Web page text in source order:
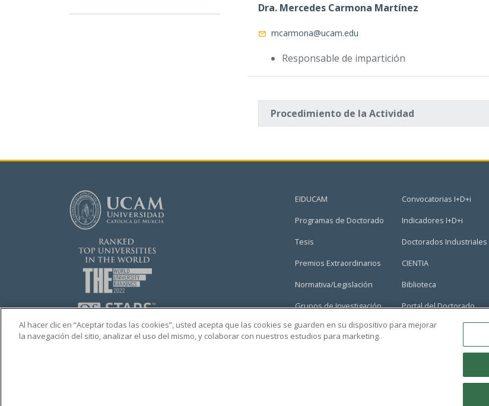
Dra. Mercedes Carmona Martínez
mcarmona@ucam.edu
Responsable de impartición
Procedimiento de la Actividad
EIDUCAM
Programas de Doctorado
Tesis
Premios Extraordinarios
Normativa/Legislación
Grupos de Investigación
Convocatorias I+D+i
Indicadores I+D+i
Doctorados Industriales
CIENTIA
Biblioteca
Portal del Doctorado
Al hacer clic en “Aceptar todas las cookies”, usted acepta que las cookies se guarden en su dispositivo para mejorar
la navegación del sitio, analizar el uso del mismo, y colaborar con nuestros estudios para marketing.